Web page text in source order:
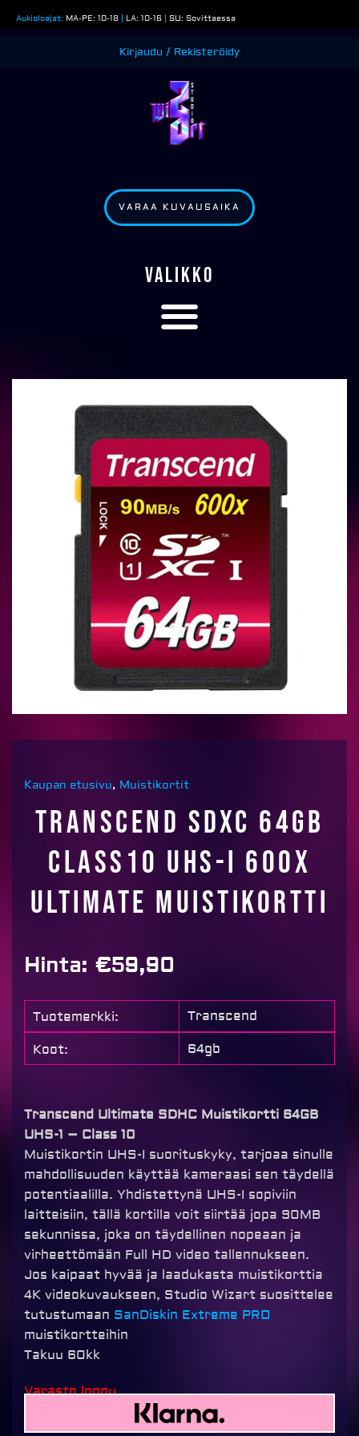
sisältöön
Aukioloajat: MA-PE: 10-18 | LA: 10-16 | SU: Sovittaessa
Kirjaudu / Rekisteröidy
VARAA KUVAUSAIKA
VALIKKO
Kaupan etusivu, Muistikortit
Transcend SDXC 64GB
Class10 UHS-I 600x
Ultimate muistikortti
Hinta: €59,90
Tuotemerkki: Transcend
Koot: 64gb
Transcend Ultimate SDHC Muistikortti 64GB
UHS-1 – Class 10
Muistikortin UHS-I suorituskyky, tarjoaa sinulle
mahdollisuuden käyttää kameraasi sen täydellä
potentiaalilla. Yhdistettynä UHS-I sopiviin
laitteisiin, tällä kortilla voit siirtää jopa 90MB
sekunnissa, joka on täydellinen nopeaan ja
virheettömään Full HD video tallennukseen.
Jos kaipaat hyvää ja laadukasta muistikorttia
4K videokuvaukseen, Studio Wizart suosittelee
tutustumaan SanDiskin Extreme PRO
muistikortteihin
Takuu 60kk
Varasto loppu